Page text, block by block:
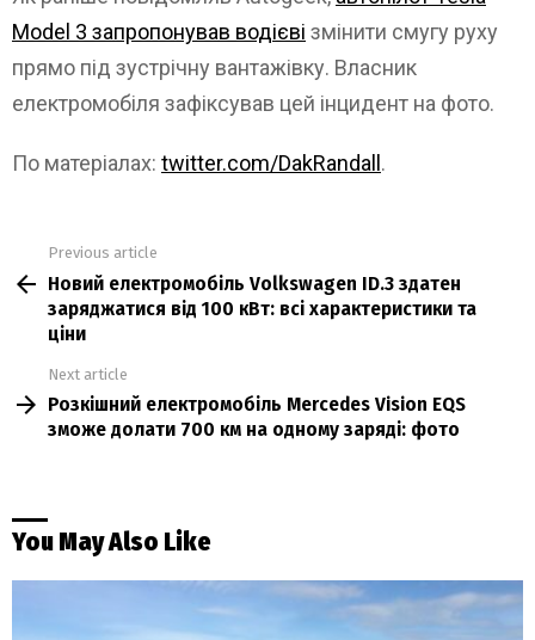
Model 3 запропонував водієві змінити смугу руху
прямо під зустрічну вантажівку. Власник
електромобіля зафіксував цей інцидент на фото.
По матеріалах: twitter.com/DakRandall .
more
Previous article
Новий електромобіль Volkswagen ID.3 здатен
заряджатися від 100 кВт: всі характеристики та
ціни
Next article
Розкішний електромобіль Mercedes Vision EQS
зможе долати 700 км на одному заряді: фото
You May Also Like